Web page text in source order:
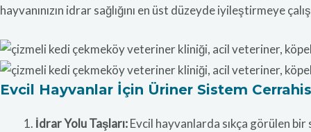
hayvanınızın idrar sağlığını en üst düzeyde iyileştirmeye
Evcil Hayvanlar İçin Üriner Sistem
İdrar Yolu Taşları:Evcil hayvanlarda sıkça görülen